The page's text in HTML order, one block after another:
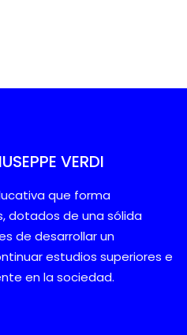
VERDI
que forma
dotados de una sólida
de desarrollar un
estudios superiores e
en la sociedad.